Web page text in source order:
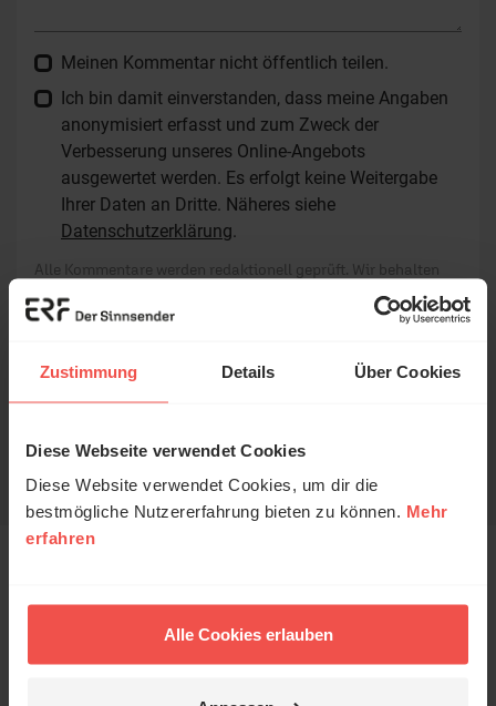
Zustimmung Details Über Cookies
Diese Webseite verwendet Cookies
Diese Website verwendet Cookies, um dir die
bestmögliche Nutzererfahrung bieten zu können. Mehr
erfahren
Alle Cookies erlauben
Meinen Kommentar nicht öffentlich teilen.
Ich bin damit einverstanden, dass meine Angaben
anonymisiert erfasst und zum Zweck der
Verbesserung unseres Online-Angebots
ausgewertet werden. Es erfolgt keine Weitergabe
Ihrer Daten an Dritte. Näheres siehe
Datenschutzerklärung.
Alle Kommentare werden redaktionell geprüft. Wir behalten
Veröffentlichung besteht nicht. Bitte beachten Sie beim
Das könnte Sie auch
interessieren